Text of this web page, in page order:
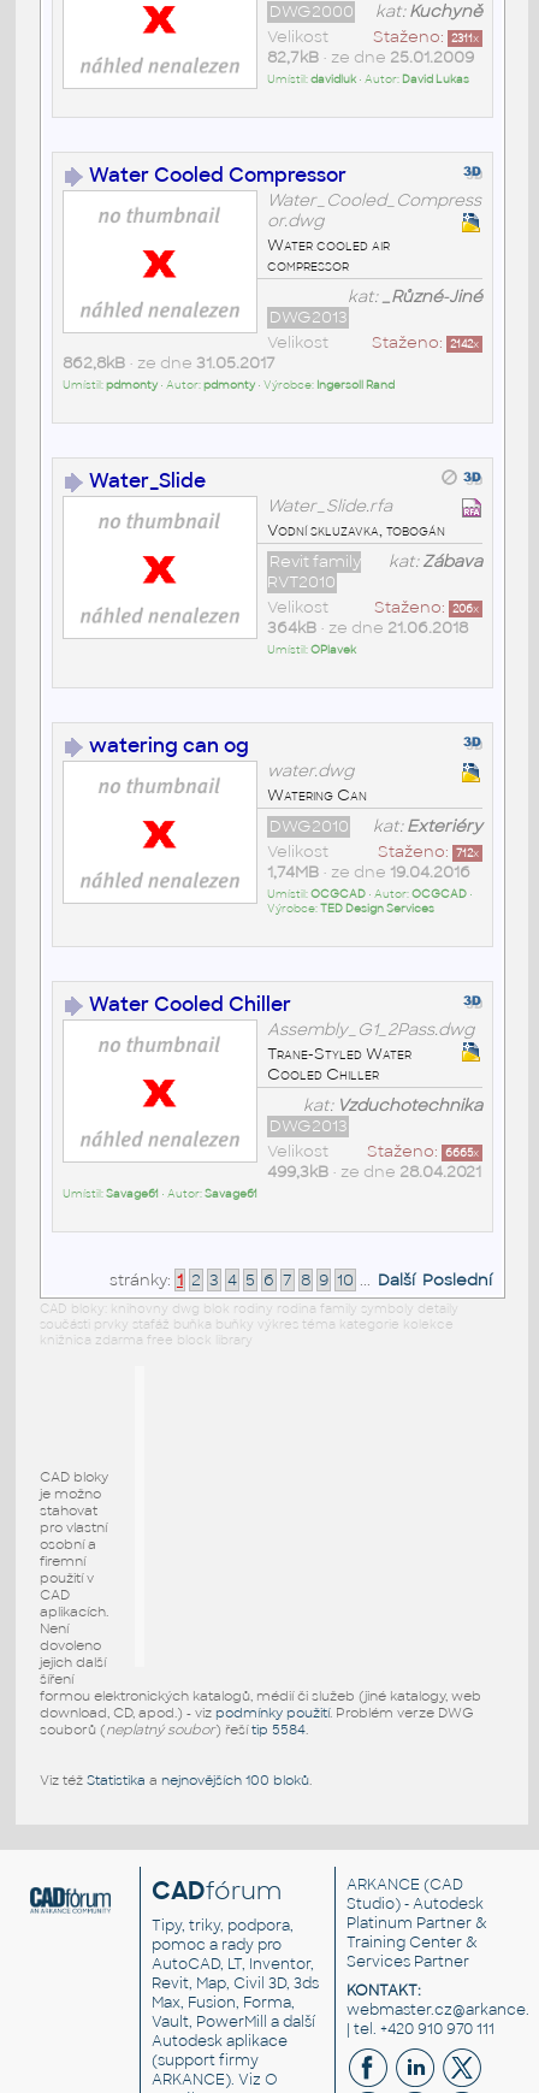
kat:Kuchyně
DWG2000
Staženo: 2311x
Velikost
82,7kB• ze dne 25.01.2009
Umístil:davidluk• Autor: David Lukas
Water Cooled Compressor
Water_Cooled_Compress
or.dwg
Water cooled air
compressor
kat:_Různé-Jiné
DWG2013
Staženo: 2142x
Velikost
862,8kB• ze dne 31.05.2017
Umístil:pdmonty• Autor:pdmonty• Výrobce: Ingersoll Rand
Water_Slide
Water_Slide.rfa
Vodní skluzavka, tobogán
kat:Zábava
Revit family
RVT2010
Staženo: 206x
Velikost
364kB• ze dne 21.06.2018
Umístil:OPlavek
watering can og
water.dwg
Watering Can
kat:Exteriéry
DWG2010
Staženo: 712x
Velikost
1,74MB• ze dne 19.04.2016
Umístil:OCGCAD• Autor:OCGCAD•
Výrobce:TED Design Services
Water Cooled Chiller
Assembly_G1_2Pass.dwg
Trane-Styled Water
Cooled Chiller
kat: Vzduchotechnika
DWG2013
Staženo: 6665x
Velikost
499,3kB• ze dne 28.04.2021
Umístil:Savage61 • Autor:Savage61
stránky: 1 2 3 4 5 6 7 8 9 10 ... Další Poslední
CAD bloky: knihovny dwg blok rodiny rodina family symboly detaily
součásti prvky stafáž buňka buňky výkres téma kategorie kolekce
knižnica zdarma free block library
CAD bloky
je možno
stahovat
pro vlastní
osobní a
firemní
použití v
CAD
aplikacích.
Není
dovoleno
jejich další
šíření
formou elektronických katalogů, médií či služeb (jiné katalogy, web
download, CD, apod.) - viz podmínky použití. Problém verze DWG
souborů (neplatný soubor) řešítip 5584.
Viz též Statistika a nejnovějších 100 bloků.
CADfórum
Tipy, triky, podpora,
pomoc a rady pro
AutoCAD, LT, Inventor,
Revit, Map, Civil 3D, 3ds
Max, Fusion, Forma,
Vault, PowerMill a další
Autodesk aplikace
(support firmy
ARKANCE). VizO
ARKANCE (CAD
Studio) - Autodesk
Platinum Partner &
Training Center &
Services Partner
KONTAKT:
| tel. +420 910 970 111